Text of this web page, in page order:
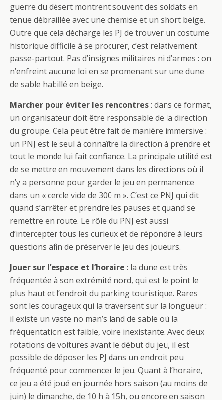
guerre du désert montrent souvent des soldats en
tenue débraillée avec une chemise et un short beige.
Outre que cela décharge les PJ de trouver un costume
historique difficile à se procurer, c’est relativement
passe-partout. Pas d’insignes militaires ni d’armes : on
n’enfreint aucune loi en se promenant sur une dune
de sable habillé en beige.
Marcher pour éviter les rencontres: dans ce format,
un organisateur doit être responsable de la direction
du groupe. Cela peut être fait de manière immersive :
un PNJ est le seul à connaître la direction à prendre et
tout le monde lui fait confiance. La principale utilité est
de se mettre en mouvement dans les directions où il
n’y a personne pour garder le jeu en permanence
dans un « cercle vide de 300 m ». C’est ce PNJ qui dit
quand s’arrêter et prendre les pauses et quand se
remettre en route. Le rôle du PNJ est aussi
d’intercepter tous les curieux et de répondre à leurs
questions afin de préserver le jeu des joueurs.
Jouer sur l’espace et l’horaire : la dune est très
fréquentée à son extrémité nord, qui est le point le
plus haut et l’endroit du parking touristique. Rares
sont les courageux qui la traversent sur la longueur :
il existe un vaste no man’s land de sable où la
fréquentation est faible, voire inexistante. Avec deux
rotations de voitures avant le début du jeu, il est
possible de déposer les PJ dans un endroit peu
fréquenté pour commencer le jeu. Quant à l’horaire,
ce jeu a été joué en journée hors saison (au moins de
juin) le dimanche, de 10 h à 15h, ou encore en saison